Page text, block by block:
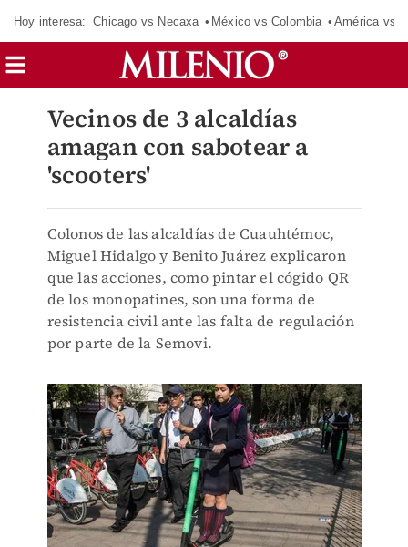
Hoy interesa: Chicago vs Necaxa México vs Colombia América vs
Vecinos de 3 alcaldías
amagan con sabotear a
'scooters'
Colonos de las alcaldías de Cuauhtémoc,
Miguel Hidalgo y Benito Juárez explicaron
que las acciones, como pintar el cógido QR
de los monopatines, son una forma de
resistencia civil ante las falta de regulación
por parte de la Semovi.